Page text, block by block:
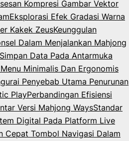
Kompresi Gambar Vektor
Eksplorasi Efek Gradasi Warna
Kakek ZeusKeunggulan
Dalam Menjalankan Mahjong
Data Pada Antarmuka
Minimalis Dan Ergonomis
Penyebab Utama Penurunan
PlayPerbandingan Efisiensi
Versi Mahjong WaysStandar
Digital Pada Platform Live
Cepat Tombol Navigasi Dalam